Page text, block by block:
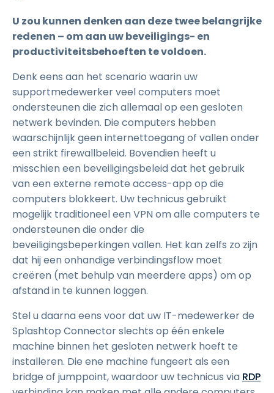
U zou kunnen denken aan deze twee belangrijke
redenen – om aan uw beveiligings- en
productiviteitsbehoeften te voldoen.
Denk eens aan het scenario waarin uw
supportmedewerker veel computers moet
ondersteunen die zich allemaal op een gesloten
netwerk bevinden. Die computers hebben
waarschijnlijk geen internettoegang of vallen onder
een strikt firewallbeleid. Bovendien heeft u
misschien een beveiligingsbeleid dat het gebruik
van een externe remote access-app op die
computers blokkeert. Uw technicus gebruikt
mogelijk traditioneel een VPN om alle computers te
ondersteunen die onder die
beveiligingsbeperkingen vallen. Het kan zelfs zo zijn
dat hij een onhandige verbindingsflow moet
creëren (met behulp van meerdere apps) om op
afstand in te kunnen loggen.
Stel u daarna eens voor dat uw IT-medewerker de
Splashtop Connector slechts op één enkele
machine binnen het gesloten netwerk hoeft te
installeren. Die ene machine fungeert als een
bridge of jumppoint, waardoor uw technicus via RDP